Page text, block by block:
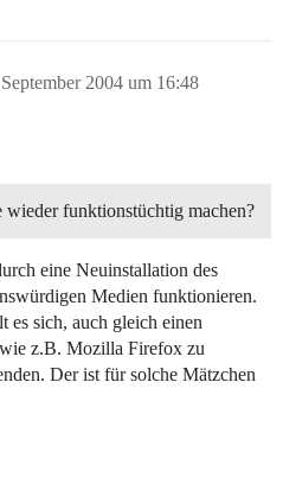
2004 um 16:48
wieder funktionstüchtig machen?
eine Neuinstallation des
Medien funktionieren.
es sich, auch gleich einen
z.B. Mozilla Firefox zu
Der ist für solche Mätzchen